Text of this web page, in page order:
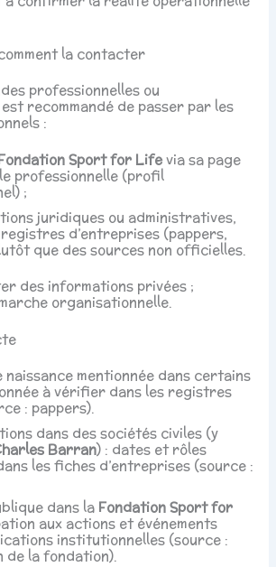
la contacter
professionnelles ou
recommandé de passer par les
:
Sport for Lifevia sa page
professionnelle (profil
;
juridiques ou administratives,
d’entreprises (pappers,
que des sources non officielles.
des informations privées ;
organisationnelle.
naissance mentionnée dans certains
à vérifier dans les registres
: pappers).
dans des sociétés civiles (y
Barran) : dates et rôles
les fiches d’entreprises (source :
dans la Fondation Sport for
aux actions et événements
institutionnelles (source :
de la fondation).